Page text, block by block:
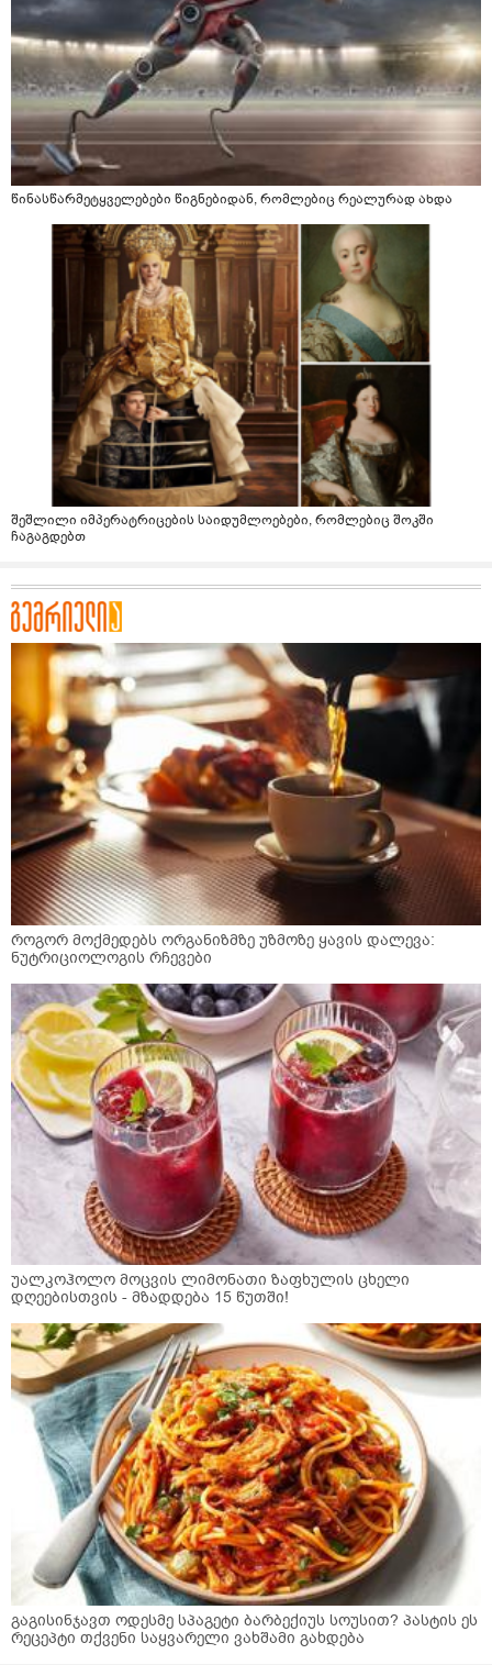
წინასწარმეტყველებები წიგნებიდან, რომლებიც რეალურად ახდა
შეშლილი იმპერატრიცების საიდუმლოებები, რომლებიც შოკში
ჩაგაგდებთ
როგორ მოქმედებს ორგანიზმზე უზმოზე ყავის დალევა:
ნუტრიციოლოგის რჩევები
უალკოჰოლო მოცვის ლიმონათი ზაფხულის ცხელი
დღეებისთვის - მზადდება 15 წუთში!
გაგისინჯავთ ოდესმე სპაგეტი ბარბექიუს სოუსით? პასტის ეს
რეცეპტი თქვენი საყვარელი ვახშამი გახდება